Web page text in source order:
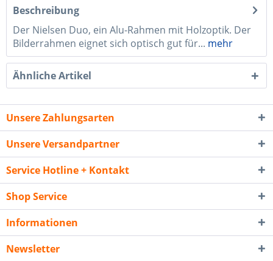
Beschreibung
Der Nielsen Duo, ein Alu-Rahmen mit Holzoptik. Der
Bilderrahmen eignet sich optisch gut für... mehr
Ähnliche Artikel
Unsere Zahlungsarten
Unsere Versandpartner
Service Hotline + Kontakt
Shop Service
Informationen
Newsletter